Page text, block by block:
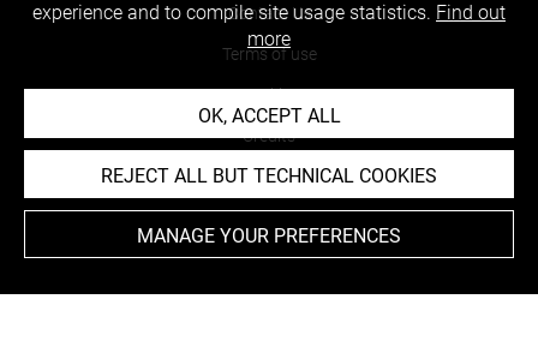
Contact Us
Terms of use
Cookies
Credits
Accessibility : non compliant
experience and to compile site usage statistics. Find out
more
OK, ACCEPT ALL
REJECT ALL BUT TECHNICAL COOKIES
MANAGE YOUR PREFERENCES